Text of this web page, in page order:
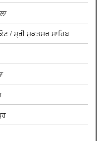
/ ਸ੍ਰੀ ਮੁਕਤਸਰ ਸਾਹਿਬ